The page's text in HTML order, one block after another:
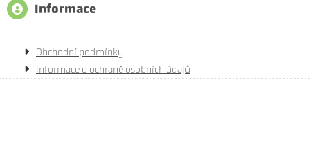
Informace
Obchodní podmínky
Informace o ochraně osobních údajů